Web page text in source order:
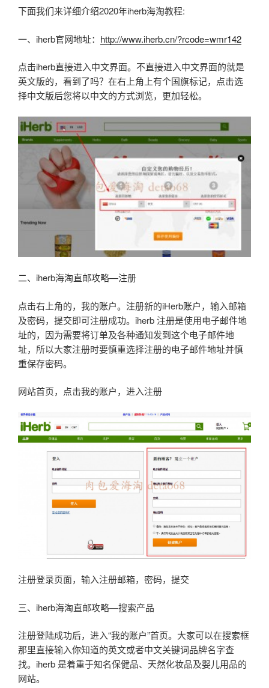
下面我们来详细介绍2020年iherb海淘教程:
一、iherb官网地址： http://www.iherb.cn/?rcode=wmr142
点击iherb直接进入中文界面。不直接进入中文界面的就是
英文版的，看到了吗？在右上角上有个国旗标记，点击选
择中文版后您将以中文的方式浏览，更加轻松。
二、iherb海淘直邮攻略—注册
点击右上角的，我的账户。注册新的iHerb账户，输入邮箱
及密码，提交即可注册成功。iherb 注册是使用电子邮件地
址的，因为需要将订单及各种通知发到这个电子邮件地
址，所以大家注册时要慎重选择注册的电子邮件地址并慎
重保存密码。
网站首页，点击我的账户，进入注册
注册登录页面，输入注册邮箱，密码，提交
三、iherb海淘直邮攻略—搜索产品
注册登陆成功后，进入“我的账户”首页。大家可以在搜索框
那里直接输入你知道的英文或者中文关键词品牌名字查
找。iherb 是着重于知名保健品、天然化妆品及婴儿用品的
网站。